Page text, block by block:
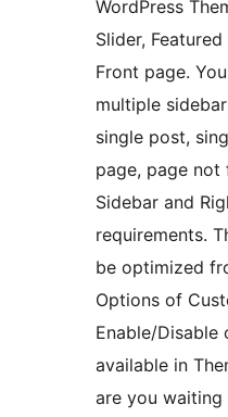
WordPress
Slider,
Front page.
multiple
single post,
page, page not
Sidebar and
requirements.
be optimized
Options of
Enable/Disable
available in
are you